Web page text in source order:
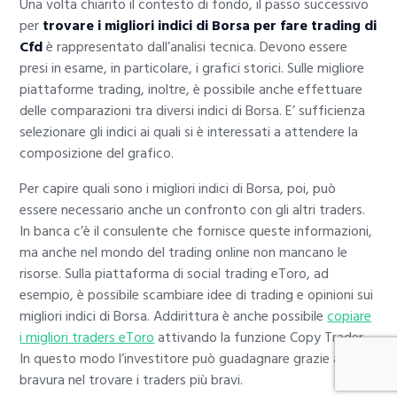
Una volta chiarito il contesto di fondo, il passo successivo
pertrovare i migliori indici di Borsa per fare trading di
Cfdè rappresentato dall’analisi tecnica. Devono essere
presi in esame, in particolare, i grafici storici. Sulle migliore
piattaforme trading, inoltre, è possibile anche effettuare
delle comparazioni tra diversi indici di Borsa. E’ sufficienza
selezionare gli indici ai quali si è interessati a attendere la
composizione del grafico.
Per capire quali sono i migliori indici di Borsa, poi, può
essere necessario anche un confronto con gli altri traders.
In banca c’è il consulente che fornisce queste informazioni,
ma anche nel mondo del trading online non mancano le
risorse. Sulla piattaforma di social trading eToro, ad
esempio, è possibile scambiare idee di trading e opinioni sui
migliori indici di Borsa. Addirittura è anche possibilecopiare
i migliori traders eToroattivando la funzione Copy Trader.
In questo modo l’investitore può guadagnare grazie alla sua
bravura nel trovare i traders più bravi.